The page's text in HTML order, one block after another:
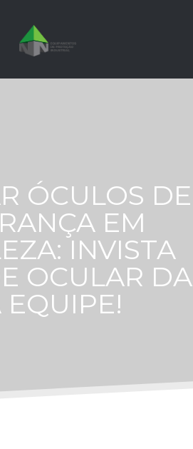
ÓCULOS DE
EM
INVISTA
OCULAR DA
EQUIPE!